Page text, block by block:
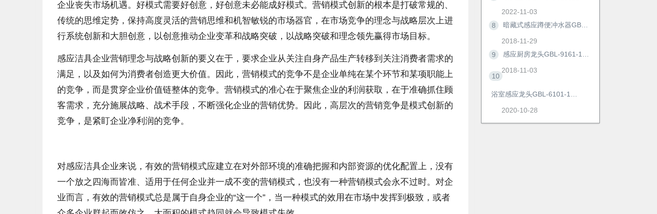
企业丧失市场机遇。好模式需要好创意，好创意未必能成好模式。营销模式创新的根本是打破常规的、
传统的思维定势，保持高度灵活的营销思维和机智敏锐的市场器官，在市场竞争的理念与战略层次上进
行系统创新和大胆创意，以创意推动企业变革和战略突破，以战略突破和理念领先赢得市场目标。
感应洁具企业营销理念与战略创新的要义在于，要求企业从关注自身产品生产转移到关注消费者需求的
满足，以及如何为消费者创造更大价值。因此，营销模式的竞争不是企业单纯在某个环节和某项职能上
的竞争，而是贯穿企业价值链整体的竞争。营销模式的准心在于聚焦企业的利润获取，在于准确抓住顾
客需求，充分施展战略、战术手段，不断强化企业的营销优势。因此，高层次的营销竞争是模式创新的
竞争，是紧盯企业净利润的竞争。
对感应洁具企业来说，有效的营销模式应建立在对外部环境的准确把握和内部资源的优化配置上，没有
一个放之四海而皆准、适用于任何企业并一成不变的营销模式，也没有一种营销模式会永不过时。对企
业而言，有效的营销模式总是属于自身企业的“这一个”，当一种模式的效用在市场中发挥到极致，或者
2022-11-03
8
2018-11-29
9
2018-11-03
10
2020-10-28